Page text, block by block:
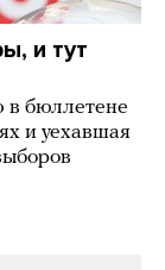
и тут
в бюллетене
и уехавшая